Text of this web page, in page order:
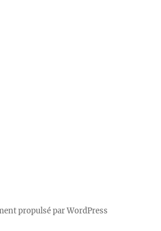
propulsé par WordPress